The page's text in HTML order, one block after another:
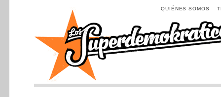
QUIÉNES SOMOS